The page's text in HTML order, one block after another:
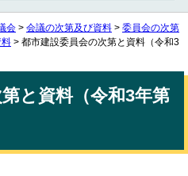
会 > 会議の次第及び資料 > 委員会の次第
> 都市建設委員会の次第と資料（令和3
と資料（令和3年第